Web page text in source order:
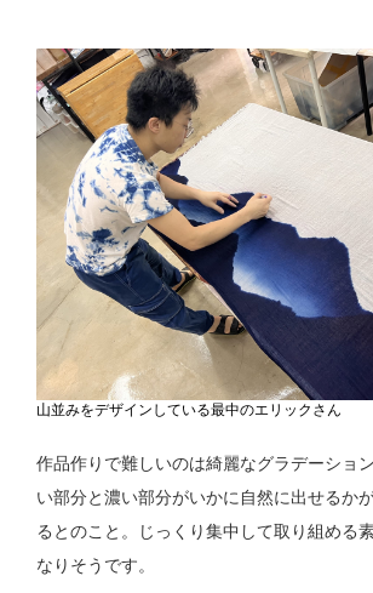
山並みをデザインしている最中のエリックさん
作品作りで難しいのは綺麗なグラデーショ
い部分と濃い部分がいかに自然に出せるか
るとのこと。じっくり集中して取り組める
なりそうです。